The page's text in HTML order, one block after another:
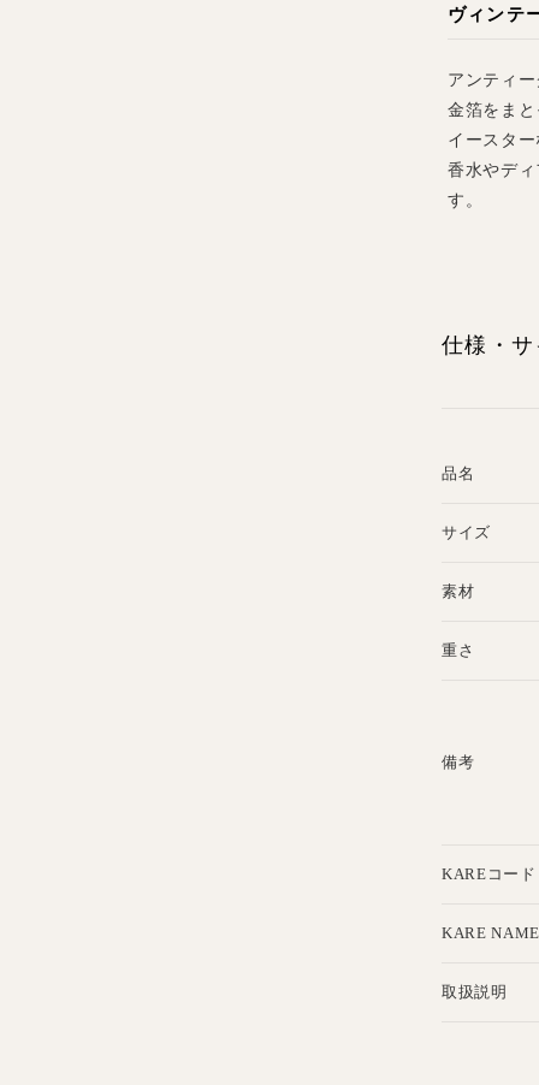
ヴィンテ
アンティ
金箔をま
イースタ
香水やデ
す。
仕様・
品名
サイズ
素材
重さ
備考
KAREコード
KARE NAME
取扱説明